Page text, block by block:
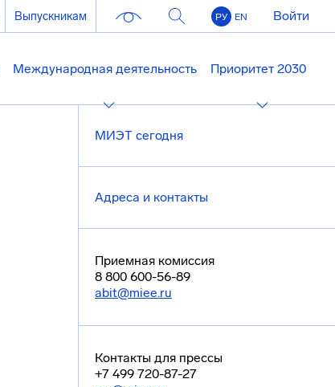
Выпускникам РУ EN Войти
Международная деятельность Приоритет 2030
МИЭТ сегодня
Адреса и контакты
Приемная комиссия
8 800 600-56-89
abit@miee.ru
Контакты для прессы
+7 499 720-87-27